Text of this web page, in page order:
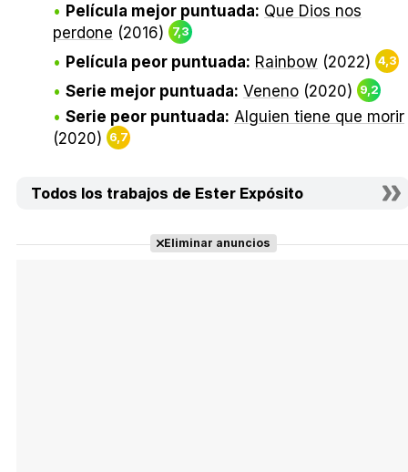
Película mejor puntuada: Que Dios nos
perdone (2016) 7,3
Película peor puntuada: Rainbow (2022) 4,3
Serie mejor puntuada: Veneno (2020) 9,2
Serie peor puntuada: Alguien tiene que morir
(2020)
6,7
Todos los trabajos de Ester Expósito
Eliminar anuncios